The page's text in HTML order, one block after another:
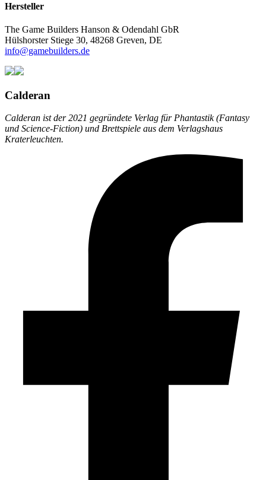
Hersteller
The Game Builders Hanson & Odendahl GbR
Hülshorster Stiege 30, 48268 Greven, DE
info@gamebuilders.de
Calderan
Calderan ist der 2021 gegründete Verlag für Phantastik (Fantasy
und Science-Fiction) und Brettspiele aus dem Verlagshaus
Kraterleuchten.